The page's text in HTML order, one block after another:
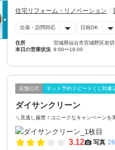
住宅リフォーム・リノベーション
出張・訪問対応 日祝OK
住所
宮城県仙台市宮城野区岩切
本日の営業状況 9:00〜18:00
店舗公式 ネット予約スピードくじ対象
ダイサンクリーン
＼見逃し厳禁！ユニークなキャンペーンを
3.12 写真